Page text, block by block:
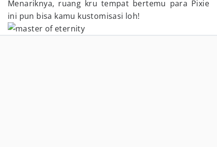
Menariknya, ruang kru tempat bertemu para Pixie
ini pun bisa kamu kustomisasi loh!